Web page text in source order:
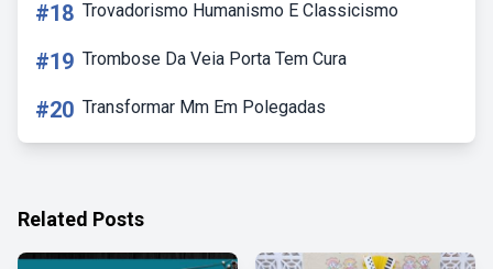
#18 Trovadorismo Humanismo E Classicismo
#19 Trombose Da Veia Porta Tem Cura
#20 Transformar Mm Em Polegadas
Related Posts